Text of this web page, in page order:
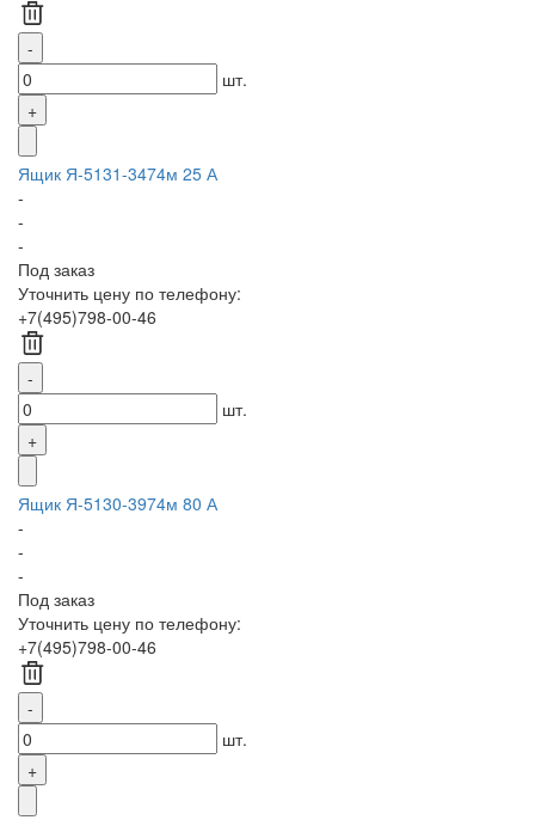
шт.
Ящик Я-5131-3474м 25 А
-
-
-
Под заказ
Уточнить цену по телефону:
+7(495)798-00-46
шт.
Ящик Я-5130-3974м 80 А
-
-
-
Под заказ
Уточнить цену по телефону:
+7(495)798-00-46
шт.